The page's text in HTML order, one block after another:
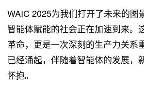
WAIC 2025为我们打开了未来的图
智能体赋能的社会正在加速到来。
革命，更是一次深刻的生产力关系
已经涌起，伴随着智能体的发展，
怀抱。